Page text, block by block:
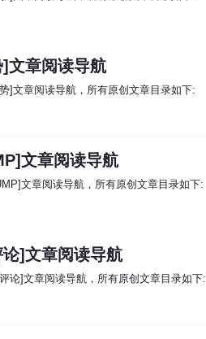
文章阅读导航
]文章阅读导航，所有原创文章目录如下:
文章阅读导航
文章阅读导航，所有原创文章目录如下:
]文章阅读导航
论]文章阅读导航，所有原创文章目录如下: